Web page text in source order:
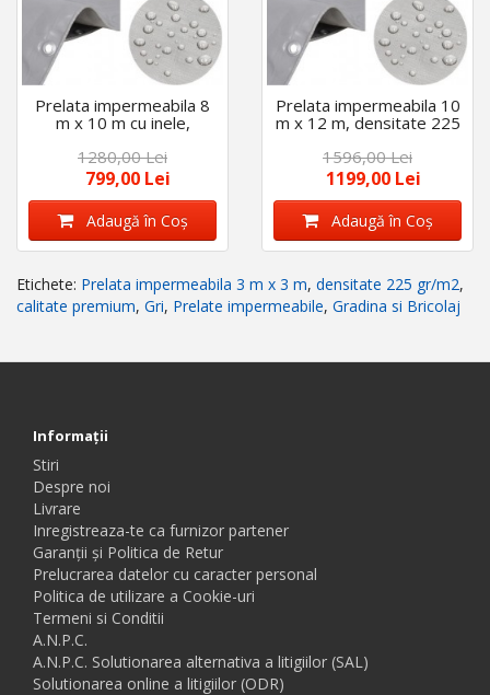
Prelata impermeabila 8
m x 10 m cu inele,
calitate premium, Gri
1280,00 Lei
799,00 Lei
Adaugă în Coş
Prelata impermeabila 10
m x 12 m, densitate 225
premium, Gri
1596,00 Lei
1199,00 Lei
Adaugă în Coş
Etichete: Prelata impermeabila 3 m x 3 m, densitate 225 gr/m2,
calitate premium, Gri, Prelate impermeabile, Gradina si Bricolaj
Informaţii
Stiri
Despre noi
Livrare
Inregistreaza-te ca furnizor partener
Garanții și Politica de Retur
Prelucrarea datelor cu caracter personal
Politica de utilizare a Cookie-uri
Termeni si Conditii
A.N.P.C.
A.N.P.C. Solutionarea alternativa a litigiilor (SAL)
Solutionarea online a litigiilor (ODR)